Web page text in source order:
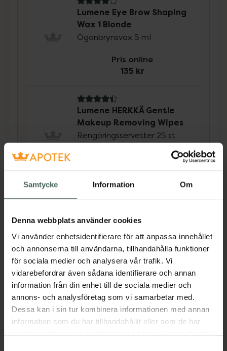
Samtycke Information Om
Denna webbplats använder cookies
Vi använder enhetsidentifierare för att anpassa innehållet
och annonserna till användarna, tillhandahålla funktioner
för sociala medier och analysera vår trafik. Vi
vidarebefordrar även sådana identifierare och annan
information från din enhet till de sociala medier och
annons- och analysföretag som vi samarbetar med.
Dessa kan i sin tur kombinera informationen med annan
information som du har tillhandahållit eller som de har
samlat in när du har använt deras tjänster. Samtycke till
4 av 5 i omdöme
Lumene Eye Brow Shaping
Wax 1 Blonde
Ögonbrynsvax 5 ml
Pris online
135 kr
4.4 av 5 i omdöme
Lumene HERKKÄ Gentle
Makeup Removing Wipes
Rengöringsservetter 25 st
56 kr
Köp båda för:191 kr
Beskrivning Dölj
Brow Care Shaping Wax formar ögonbrynen
och ger ett hållbart och naturligt fixerat
slutresultat. Den subtila färgtonen färgar
ögonbrynen för en fyllig men ändå naturlig